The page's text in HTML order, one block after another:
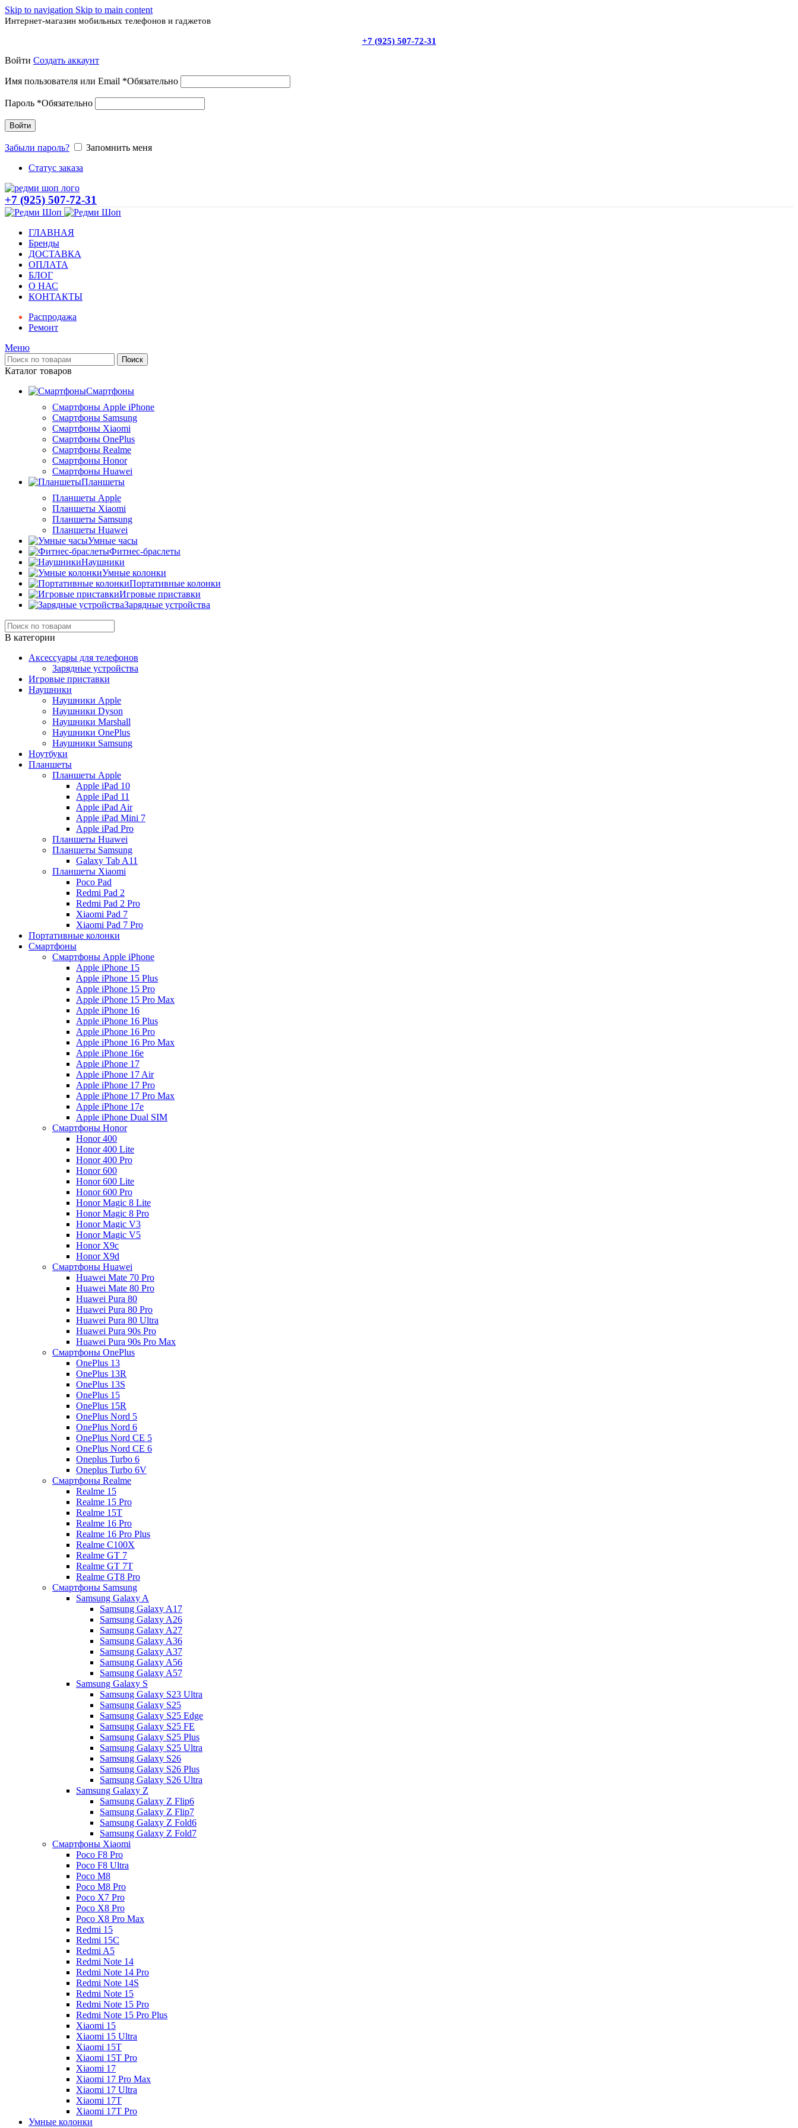
Skip to navigation Skip to main content
Интернет-магазин мобильных телефонов и гаджетов
+7 (925) 507-72-31
Войти Создать аккаунт
Имя пользователя или Email *Обязательно
Пароль *Обязательно
Войти
Забыли пароль?
Запомнить меня
Статус заказа
+7 (925) 507-72-31
ГЛАВНАЯ
Бренды
ДОСТАВКА
ОПЛАТА
БЛОГ
О НАС
КОНТАКТЫ
Распродажа
Ремонт
Меню
Поиск
Каталог товаров
Смартфоны
Смартфоны Apple iPhone
Смартфоны Samsung
Смартфоны Xiaomi
Смартфоны OnePlus
Смартфоны Realme
Смартфоны Honor
Смартфоны Huawei
Планшеты
Планшеты Apple
Планшеты Xiaomi
Планшеты Samsung
Планшеты Huawei
Умные часы
Фитнес-браслеты
Наушники
Умные колонки
Портативные колонки
Игровые приставки
Зарядные устройства
В категории
Аксессуары для телефонов
Зарядные устройства
Игровые приставки
Наушники
Наушники Apple
Наушники Dyson
Наушники Marshall
Наушники OnePlus
Наушники Samsung
Ноутбуки
Планшеты
Планшеты Apple
Apple iPad 10
Apple iPad 11
Apple iPad Air
Apple iPad Mini 7
Apple iPad Pro
Планшеты Huawei
Планшеты Samsung
Galaxy Tab A11
Планшеты Xiaomi
Poco Pad
Redmi Pad 2
Redmi Pad 2 Pro
Xiaomi Pad 7
Xiaomi Pad 7 Pro
Портативные колонки
Смартфоны
Смартфоны Apple iPhone
Apple iPhone 15
Apple iPhone 15 Plus
Apple iPhone 15 Pro
Apple iPhone 15 Pro Max
Apple iPhone 16
Apple iPhone 16 Plus
Apple iPhone 16 Pro
Apple iPhone 16 Pro Max
Apple iPhone 16e
Apple iPhone 17
Apple iPhone 17 Air
Apple iPhone 17 Pro
Apple iPhone 17 Pro Max
Apple iPhone 17e
Apple iPhone Dual SIM
Смартфоны Honor
Honor 400
Honor 400 Lite
Honor 400 Pro
Honor 600
Honor 600 Lite
Honor 600 Pro
Honor Magic 8 Lite
Honor Magic 8 Pro
Honor Magic V3
Honor Magic V5
Honor X9c
Honor X9d
Смартфоны Huawei
Huawei Mate 70 Pro
Huawei Mate 80 Pro
Huawei Pura 80
Huawei Pura 80 Pro
Huawei Pura 80 Ultra
Huawei Pura 90s Pro
Huawei Pura 90s Pro Max
Смартфоны OnePlus
OnePlus 13
OnePlus 13R
OnePlus 13S
OnePlus 15
OnePlus 15R
OnePlus Nord 5
OnePlus Nord 6
OnePlus Nord CE 5
OnePlus Nord CE 6
Oneplus Turbo 6
Oneplus Turbo 6V
Смартфоны Realme
Realme 15
Realme 15 Pro
Realme 15T
Realme 16 Pro
Realme 16 Pro Plus
Realme C100X
Realme GT 7
Realme GT 7T
Realme GT8 Pro
Смартфоны Samsung
Samsung Galaxy A
Samsung Galaxy A17
Samsung Galaxy A26
Samsung Galaxy A27
Samsung Galaxy A36
Samsung Galaxy A37
Samsung Galaxy A56
Samsung Galaxy A57
Samsung Galaxy S
Samsung Galaxy S23 Ultra
Samsung Galaxy S25
Samsung Galaxy S25 Edge
Samsung Galaxy S25 FE
Samsung Galaxy S25 Plus
Samsung Galaxy S25 Ultra
Samsung Galaxy S26
Samsung Galaxy S26 Plus
Samsung Galaxy S26 Ultra
Samsung Galaxy Z
Samsung Galaxy Z Flip6
Samsung Galaxy Z Flip7
Samsung Galaxy Z Fold6
Samsung Galaxy Z Fold7
Смартфоны Xiaomi
Poco F8 Pro
Poco F8 Ultra
Poco M8
Poco M8 Pro
Poco X7 Pro
Poco X8 Pro
Poco X8 Pro Max
Redmi 15
Redmi 15C
Redmi A5
Redmi Note 14
Redmi Note 14 Pro
Redmi Note 14S
Redmi Note 15
Redmi Note 15 Pro
Redmi Note 15 Pro Plus
Xiaomi 15
Xiaomi 15 Ultra
Xiaomi 15T
Xiaomi 15T Pro
Xiaomi 17
Xiaomi 17 Pro Max
Xiaomi 17 Ultra
Xiaomi 17T
Xiaomi 17T Pro
Умные колонки